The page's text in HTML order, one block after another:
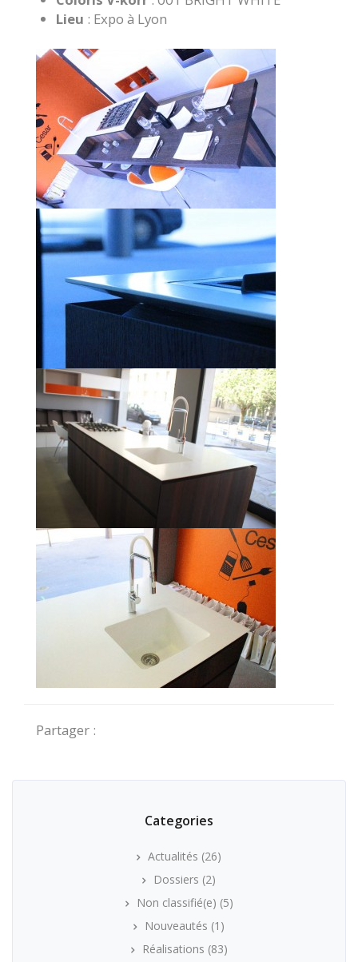
Lieu : Expo à Lyon
Partager :
Categories
Actualités (26)
Dossiers (2)
Non classifié(e) (5)
Nouveautés (1)
Réalisations (83)